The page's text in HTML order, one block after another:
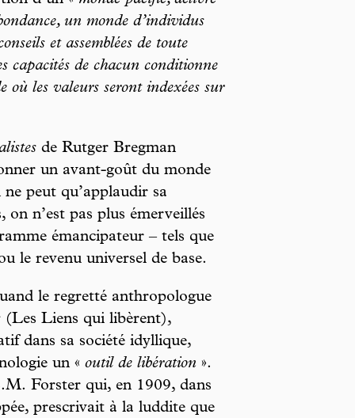
un monde d’individus
et assemblées de toute
capacités de chacun conditionne
où les valeurs seront indexées sur
de Rutger Bregman
un avant-goût du monde
peut qu’applaudir sa
n’est pas plus émerveillés
émancipateur – tels que
le revenu universel de base.
le regretté anthropologue
(Les Liens qui libèrent),
dans sa société idyllique,
un « outil de libération ».
Forster qui, en 1909, dans
prescrivait à la luddite que